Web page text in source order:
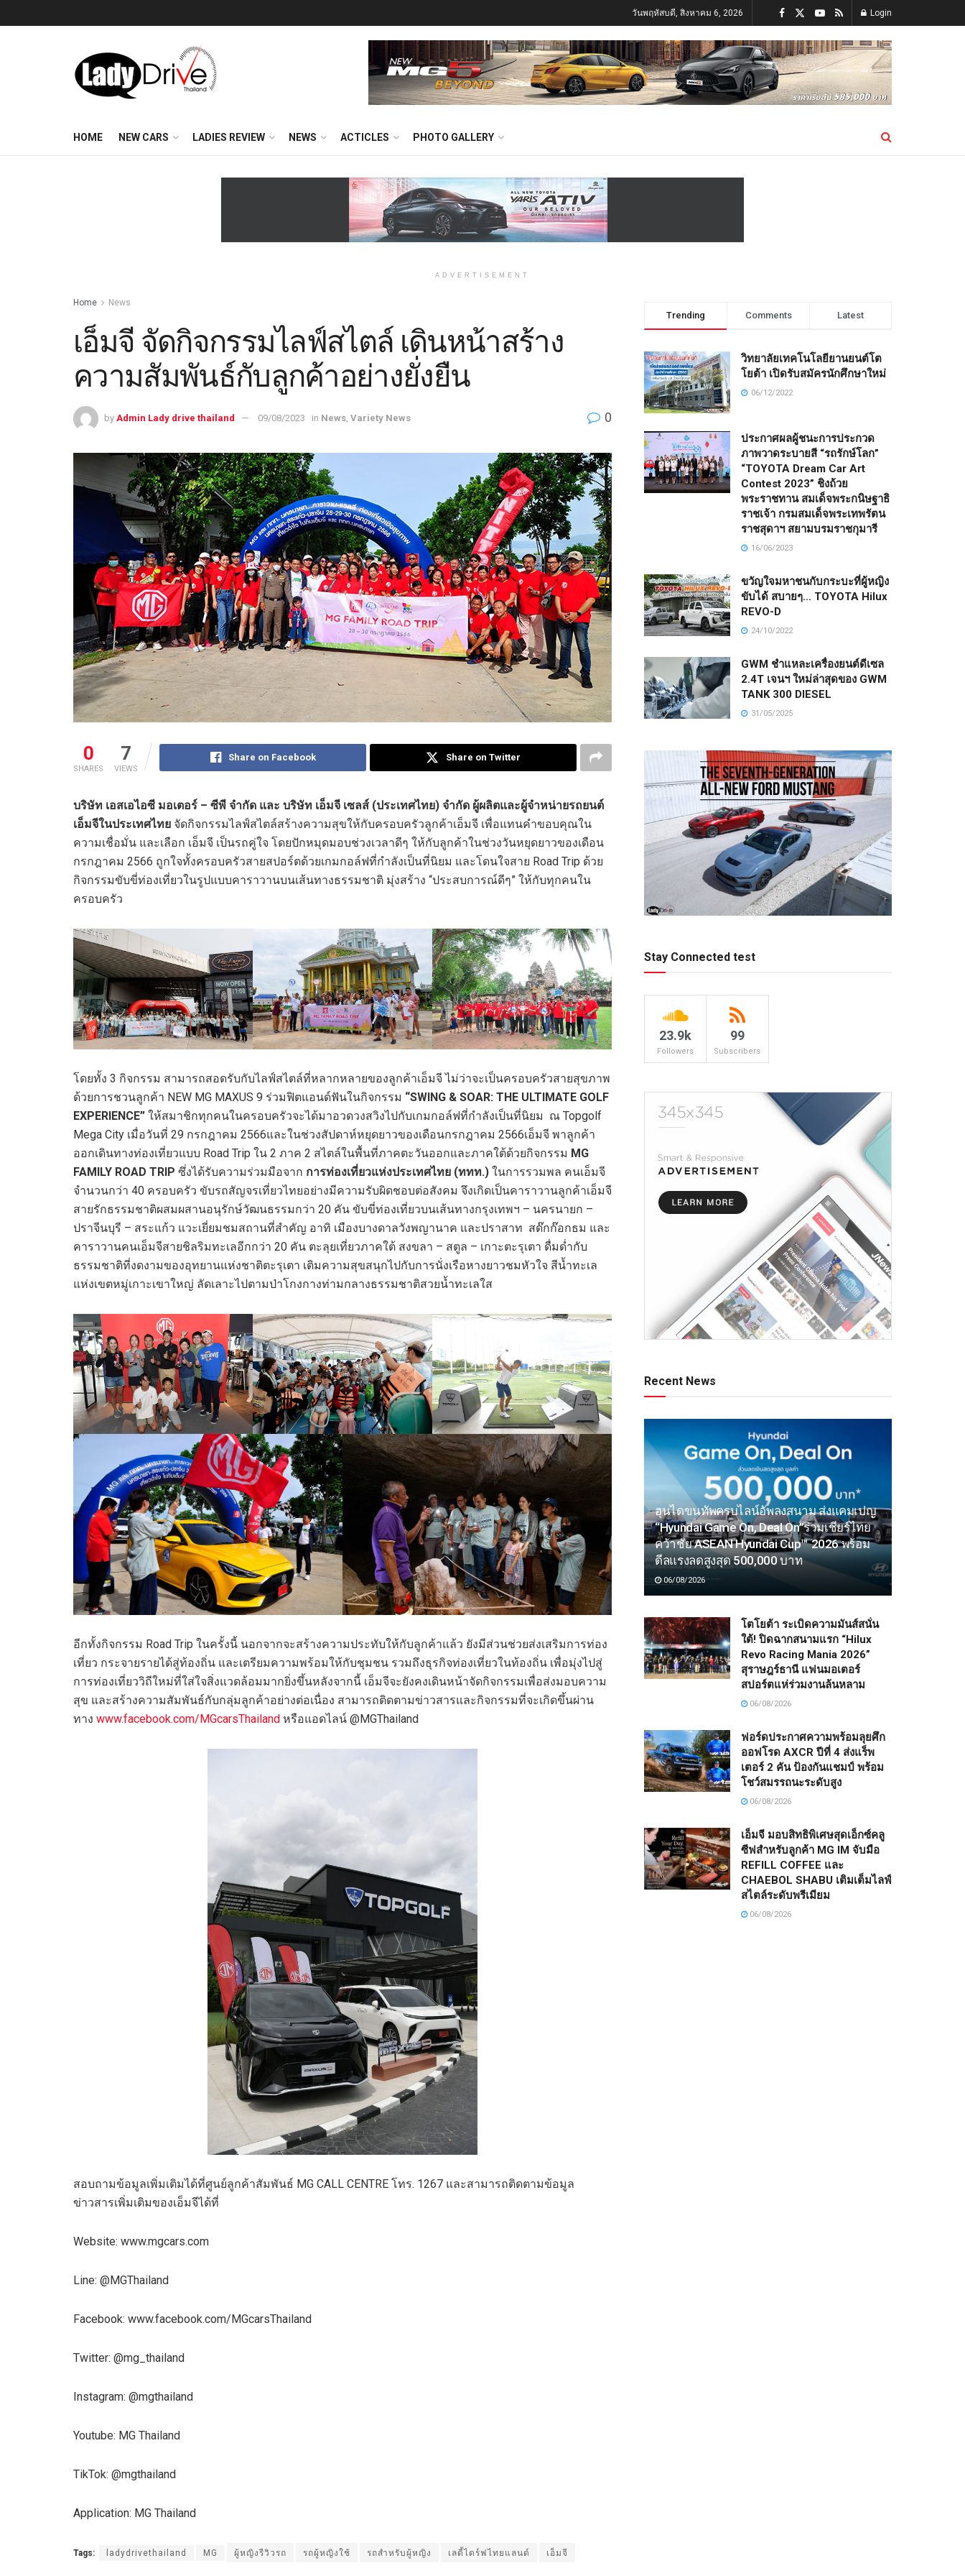
วันพฤหัสบดี, สิงหาคม 6, 2026 Login
HOME NEW CARS LADIES REVIEW NEWS ACTICLES PHOTO GALLERY
ADVERTISEMENT
Home News
เอ็มจี จัดกิจกรรมไลฟ์สไตล์ เดินหน้าสร้าง
ความสัมพันธ์กับลูกค้าอย่างยั่งยืน
by Admin Lady drive thailand 09/08/2023 in News Variety News 0
0
SHARES
7
VIEWS
Share on Facebook Share on Twitter
บริษัท เอสเอไอซี มอเตอร์ – ซีพี จำกัด และ บริษัท เอ็มจี เซลส์ (ประเทศไทย) จำกัด ผู้ผลิตและผู้จำหน่ายรถยนต์
เอ็มจีในประเทศไทย จัดกิจกรรมไลฟ์สไตล์สร้างความสุขให้กับครอบครัวลูกค้าเอ็มจี เพื่อแทนคำขอบคุณใน
ความเชื่อมั่น และเลือก เอ็มจี เป็นรถคู่ใจ โดยปักหมุดมอบช่วงเวลาดีๆ ให้กับลูกค้าในช่วงวันหยุดยาวของเดือน
กรกฎาคม 2566 ถูกใจทั้งครอบครัวสายสปอร์ตด้วยเกมกอล์ฟที่กำลังเป็นที่นิยม และโดนใจสาย Road Trip ด้วย
กิจกรรมขับขี่ท่องเที่ยวในรูปแบบคาราวานบนเส้นทางธรรมชาติ มุ่งสร้าง “ประสบการณ์ดีๆ” ให้กับทุกคนใน
ครอบครัว
โดยทั้ง 3 กิจกรรม สามารถสอดรับกับไลฟ์สไตล์ที่หลากหลายของลูกค้าเอ็มจี ไม่ว่าจะเป็นครอบครัวสายสุขภาพ
ด้วยการชวนลูกค้า NEW MG MAXUS 9 ร่วมฟิตแอนด์ฟันในกิจกรรม “SWING & SOAR: THE ULTIMATE GOLF
EXPERIENCE” ให้สมาชิกทุกคนในครอบครัวจะได้มาอวดวงสวิงไปกับเกมกอล์ฟที่กำลังเป็นที่นิยม ณ Topgolf
Mega City เมื่อวันที่ 29 กรกฎาคม 2566และในช่วงสัปดาห์หยุดยาวของเดือนกรกฎาคม 2566เอ็มจี พาลูกค้า
ออกเดินทางท่องเที่ยวแบบ Road Trip ใน 2 ภาค 2 สไตล์ในพื้นที่ภาคตะวันออกและภาคใต้ด้วยกิจกรรม MG
FAMILY ROAD TRIP ซึ่งได้รับความร่วมมือจาก การท่องเที่ยวแห่งประเทศไทย (ททท.) ในการรวมพล คนเอ็มจี
จำนวนกว่า 40 ครอบครัว ขับรถสัญจรเที่ยวไทยอย่างมีความรับผิดชอบต่อสังคม จึงเกิดเป็นคาราวานลูกค้าเอ็มจี
สายรักธรรมชาติผสมผสานอนุรักษ์วัฒนธรรมกว่า 20 คัน ขับขี่ท่องเที่ยวบนเส้นทางกรุงเทพฯ – นครนายก –
ปราจีนบุรี – สระแก้ว แวะเยี่ยมชมสถานที่สำคัญ อาทิ เมืองบางดาลวังพญานาค และปราสาท สด๊กก๊อกธม และ
คาราวานคนเอ็มจีสายชิลริมทะเลอีกกว่า 20 คัน ตะลุยเที่ยวภาคใต้ สงขลา – สตูล – เกาะตะรุเตา ดื่มด่ำกับ
ธรรมชาติที่งดงามของอุทยานแห่งชาติตะรุเตา เติมความสุขสนุกไปกับการนั่งเรือหางยาวชมหัวใจ สีน้ำทะเล
แห่งเขตหมู่เกาะเขาใหญ่ ลัดเลาะไปตามป่าโกงกางท่ามกลางธรรมชาติสวยน้ำทะเลใส
อีกทั้งกิจกรรม Road Trip ในครั้งนี้ นอกจากจะสร้างความประทับให้กับลูกค้าแล้ว ยังมีส่วนช่วยส่งเสริมการท่อง
เที่ยว กระจายรายได้สู่ท้องถิ่น และเตรียมความพร้อมให้กับชุมชน รวมถึงธุรกิจท่องเที่ยวในท้องถิ่น เพื่อมุ่งไปสู่
การท่องเที่ยววิถีใหม่ที่ใส่ใจสิ่งแวดล้อมมากยิ่งขึ้นหลังจากนี้ เอ็มจีจะยังคงเดินหน้าจัดกิจกรรมเพื่อส่งมอบความ
สุข และสร้างความสัมพันธ์กับกลุ่มลูกค้าอย่างต่อเนื่อง สามารถติดตามข่าวสารและกิจกรรมที่จะเกิดขึ้นผ่าน
ทาง www.facebook.com/MGcarsThailand หรือแอดไลน์ @MGThailand
สอบถามข้อมูลเพิ่มเติมได้ที่ศูนย์ลูกค้าสัมพันธ์ MG CALL CENTRE โทร. 1267 และสามารถติดตามข้อมูล
ข่าวสารเพิ่มเติมของเอ็มจีได้ที่
Website: www.mgcars.com
Line: @MGThailand
Facebook: www.facebook.com/MGcarsThailand
Twitter: @mg_thailand
Instagram: @mgthailand
Youtube: MG Thailand
TikTok: @mgthailand
Application: MG Thailand
Tags: ladydrivethailand MG ผู้หญิงรีวิวรถ รถผู้หญิงใช้ รถสำหรับผู้หญิง เลดี้ไดร์ฟไทยแลนด์ เอ็มจี
Trending Comments Latest
วิทยาลัยเทคโนโลยียานยนต์โต
โยต้า เปิดรับสมัครนักศึกษาใหม่
06/12/2022
ประกาศผลผู้ชนะการประกวด
ภาพวาดระบายสี “รถรักษ์โลก”
“TOYOTA Dream Car Art
Contest 2023” ชิงถ้วย
พระราชทาน สมเด็จพระกนิษฐาธิ
ราชเจ้า กรมสมเด็จพระเทพรัตน
ราชสุดาฯ สยามบรมราชกุมารี
16/06/2023
ขวัญใจมหาชนกับกระบะที่ผู้หญิง
ขับได้ สบายๆ… TOYOTA Hilux
REVO-D
24/10/2022
GWM ชำแหละเครื่องยนต์ดีเซล
2.4T เจนฯ ใหม่ล่าสุดของ GWM
TANK 300 DIESEL
31/05/2025
Stay Connected test
23.9k
Followers
99
Subscribers
Recent News
ฮุนไดขนทัพครบไลน์อัพลงสนาม ส่งแคมเปญ
“Hyundai Game On, Deal On”ร่วมเชียร์ไทย
คว้าชัย ASEAN Hyundai Cup™ 2026 พร้อม
ดีลแรงลดสูงสุด 500,000 บาท
06/08/2026
โตโยต้า ระเบิดความมันส์สนั่น
ใต้! ปิดฉากสนามแรก “Hilux
Revo Racing Mania 2026”
สุราษฎร์ธานี แฟนมอเตอร์
สปอร์ตแห่ร่วมงานล้นหลาม
06/08/2026
ฟอร์ดประกาศความพร้อมลุยศึก
ออฟโรด AXCR ปีที่ 4 ส่งแร็พ
เตอร์ 2 คัน ป้องกันแชมป์ พร้อม
โชว์สมรรถนะระดับสูง
06/08/2026
เอ็มจี มอบสิทธิพิเศษสุดเอ็กซ์คลู
ซีฟสำหรับลูกค้า MG IM จับมือ
REFILL COFFEE และ
CHAEBOL SHABU เติมเต็มไลฟ์
สไตล์ระดับพรีเมียม
06/08/2026